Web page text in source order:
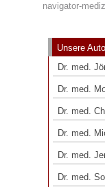
navigator-
Unsere
Dr. med.
Dr. med.
Dr. med.
Dr. med.
Dr. med.
Dr. med.
Unsere Autorinnen
Dr. med. Jörg Zorn
Dr. med. Monika
Dr. med. Chiara
Dr. med. Michaela
Dr. med. Jennifer